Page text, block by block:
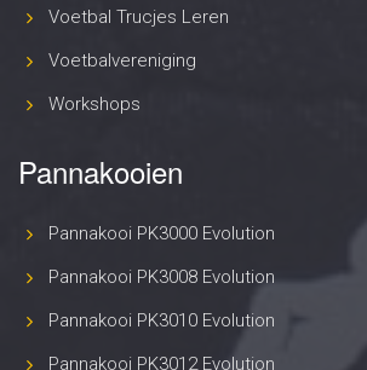
Voetbal Trucjes Leren
Voetbalvereniging
Workshops
Pannakooien
Pannakooi PK3000 Evolution
Pannakooi PK3008 Evolution
Pannakooi PK3010 Evolution
Pannakooi PK3012 Evolution